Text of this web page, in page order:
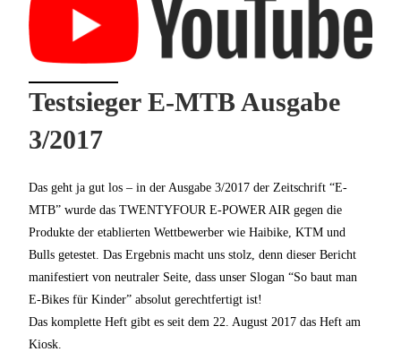
Testsieger E-MTB Ausgabe
3/2017
Das geht ja gut los – in der Ausgabe 3/2017 der Zeitschrift “E-
MTB” wurde das TWENTYFOUR E-POWER AIR gegen die
Produkte der etablierten Wettbewerber wie Haibike, KTM und
Bulls getestet. Das Ergebnis macht uns stolz, denn dieser Bericht
manifestiert von neutraler Seite, dass unser Slogan “So baut man
E-Bikes für Kinder” absolut gerechtfertigt ist!
Das komplette Heft gibt es seit dem 22. August 2017 das Heft am
Kiosk.